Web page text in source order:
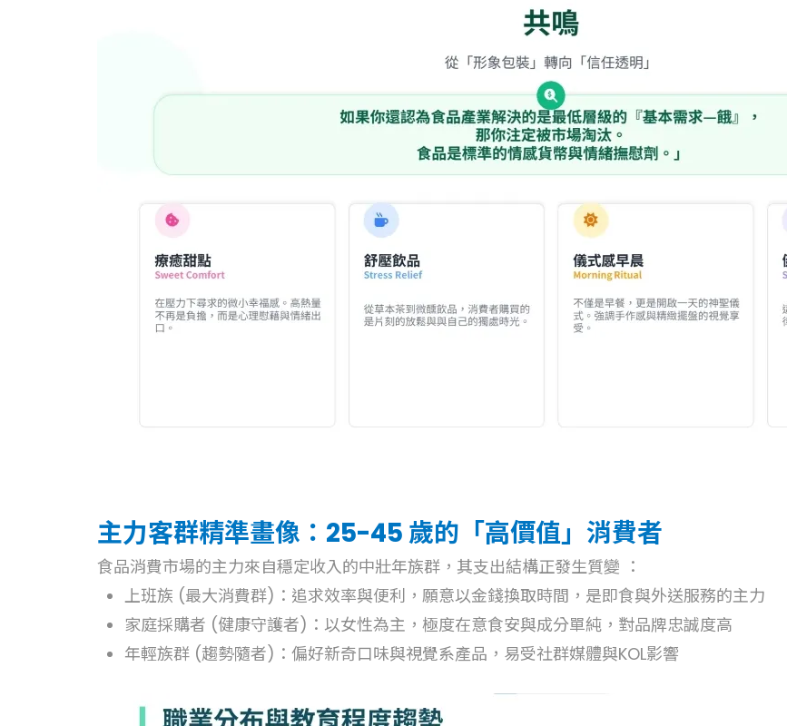
主力客群精準畫像：25-45 歲的「高價值」消費者
食品消費市場的主力來自穩定收入的中壯年族群，其支出結構正發生質變 ：
上班族 (最大消費群)：追求效率與便利，願意以金錢換取時間，是即食與外送服務的主力
家庭採購者 (健康守護者)：以女性為主，極度在意食安與成分單純，對品牌忠誠度高
年輕族群 (趨勢隨者)：偏好新奇口味與視覺系產品，易受社群媒體與KOL影響